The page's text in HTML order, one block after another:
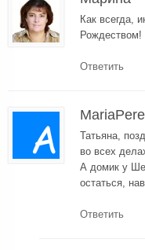
Как всегда,
Рождеством!
Ответить
Татьяна,
во всех
А домик у
остаться,
Ответить